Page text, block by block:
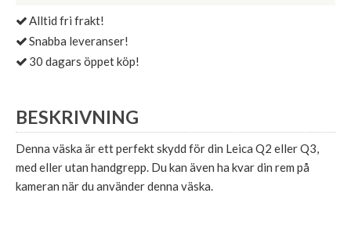
Alltid fri frakt!
Snabba leveranser!
30 dagars öppet köp!
BESKRIVNING
Denna väska är ett perfekt skydd för din Leica Q2 eller Q3,
med eller utan handgrepp. Du kan även ha kvar din rem på
kameran när du använder denna väska.